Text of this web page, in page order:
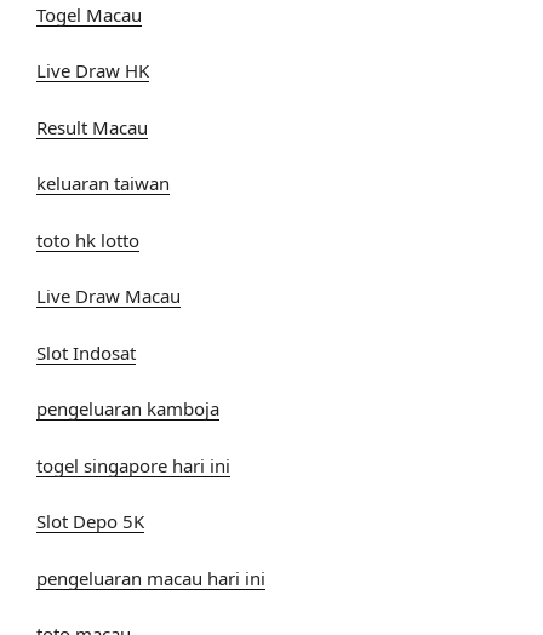
Togel Macau
Live Draw HK
Result Macau
keluaran taiwan
toto hk lotto
Live Draw Macau
Slot Indosat
pengeluaran kamboja
togel singapore hari ini
Slot Depo 5K
pengeluaran macau hari ini